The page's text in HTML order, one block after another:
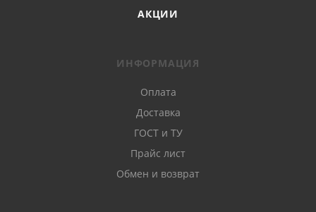
АКЦИИ
ИНФОРМАЦИЯ
Оплата
Доставка
ГОСТ и ТУ
Прайс лист
Обмен и возврат